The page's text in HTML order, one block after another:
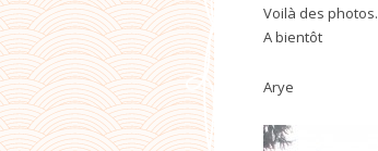
Voilà des photos.
A bientôt
Arye